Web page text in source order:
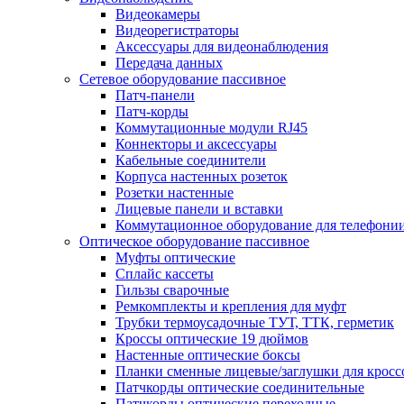
Видеокамеры
Видеорегистраторы
Аксессуары для видеонаблюдения
Передача данных
Сетевое оборудование пассивное
Патч-панели
Патч-корды
Коммутационные модули RJ45
Коннекторы и аксессуары
Кабельные соединители
Корпуса настенных розеток
Розетки настенные
Лицевые панели и вставки
Коммутационное оборудование для
Оптическое оборудование пассивное
Муфты оптические
Сплайс кассеты
Гильзы сварочные
Ремкомплекты и крепления для муфт
Трубки термоусадочные ТУТ, ТТК, герметик
Кроссы оптические 19 дюймов
Настенные оптические боксы
Планки сменные лицевые/заглушки для
Патчкорды оптические соединительные